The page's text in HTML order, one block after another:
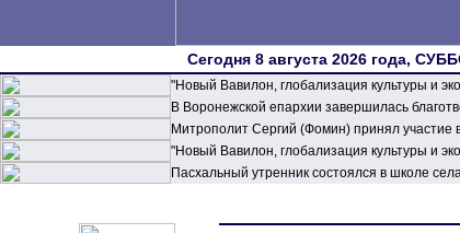
Сегодня 8 августа 2026 года,
"Новый Вавилон, глобализация культуры и
В Воронежской епархии завершилась
Митрополит Сергий (Фомин) принял участие
"Новый Вавилон, глобализация культуры и
Пасхальный утренник состоялся в школе